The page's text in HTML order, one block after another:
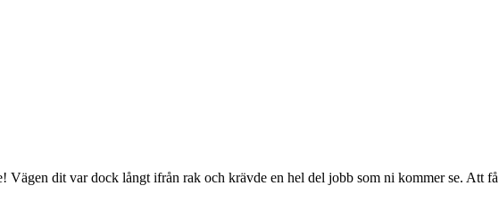
dit var dock långt ifrån rak och krävde en hel del jobb som ni kommer se. Att